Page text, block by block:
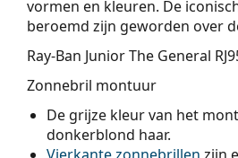
vormen en kleuren. De
beroemd zijn geworden over
Ray-Ban Junior The General
Zonnebril montuur
De grijze kleur van het
donkerblond haar.